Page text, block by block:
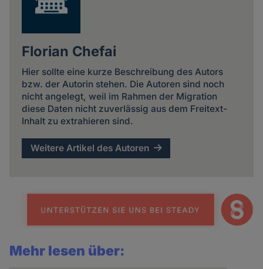
Florian Chefai
Hier sollte eine kurze Beschreibung des Autors
bzw. der Autorin stehen. Die Autoren sind noch
nicht angelegt, weil im Rahmen der Migration
diese Daten nicht zuverlässig aus dem Freitext-
Inhalt zu extrahieren sind.
Weitere Artikel des Autoren
Mehr lesen über: